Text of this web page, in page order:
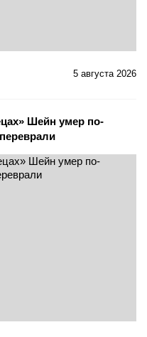
5 августа 2026
Шейн умер по-